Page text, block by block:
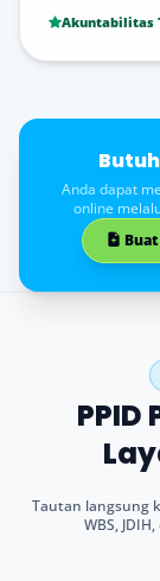
Akuntabilitas
Anda dapat
online
Tautan langsung
WBS,